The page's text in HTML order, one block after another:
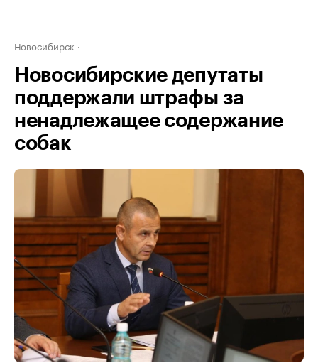
Новосибирск
Новосибирские депутаты
поддержали штрафы за
ненадлежащее содержание
собак